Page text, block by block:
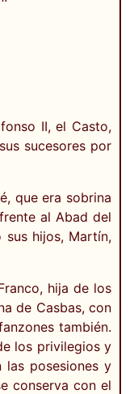
II, el Casto,
sucesores por
que era sobrina
al Abad del
hijos, Martín,
hija de los
de Casbas, con
también.
los privilegios y
posesiones y
conserva con el